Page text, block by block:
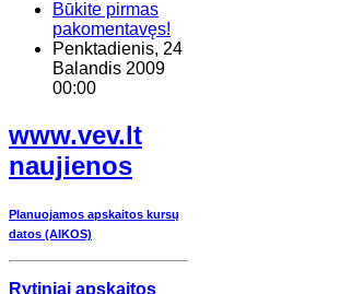
Būkite pirmas
pakomentavęs!
Penktadienis, 24
Balandis 2009
00:00
www.vev.lt
naujienos
Planuojamos apskaitos kursų
datos (AIKOS)
Rytiniai apskaitos